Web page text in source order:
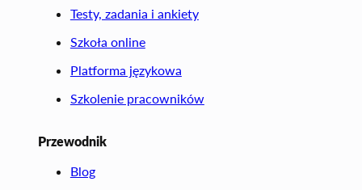
Testy, zadania i ankiety
Szkoła online
Platforma językowa
Szkolenie pracowników
Przewodnik
Blog